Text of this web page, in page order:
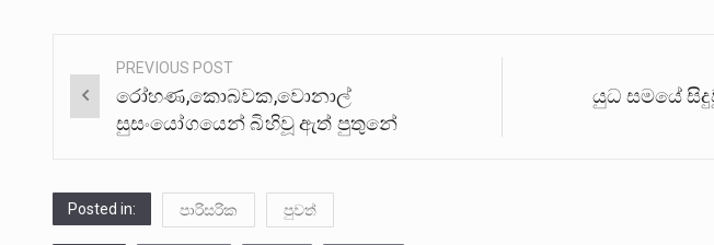
Post
navigation
PREVIOUS POST
රෝහණ,කොබවක,වොනාල්
සුසංයෝගයෙන් බිහිවූ ඇත් පුතුනේ
යුධ සමයේ
Posted in: පාරිසරික පුවත්